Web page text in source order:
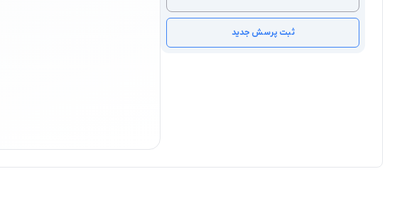
ثبت پرسش جدید